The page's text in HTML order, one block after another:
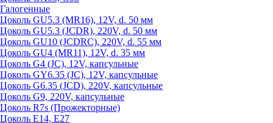
Галогенные
Цоколь GU5.3 (MR16), 12V, d. 50 мм
Цоколь GU5.3 (JCDR), 220V, d. 50 мм
Цоколь GU10 (JCDRC), 220V, d. 55 мм
Цоколь GU4 (MR11), 12V, d. 35 мм
Цоколь G4 (JC), 12V, капсульные
Цоколь GY6.35 (JC), 12V, капсульные
Цоколь G6.35 (JCD), 220V, капсульные
Цоколь G9, 220V, капсульные
Цоколь R7s (Прожекторные)
Цоколь E14, E27